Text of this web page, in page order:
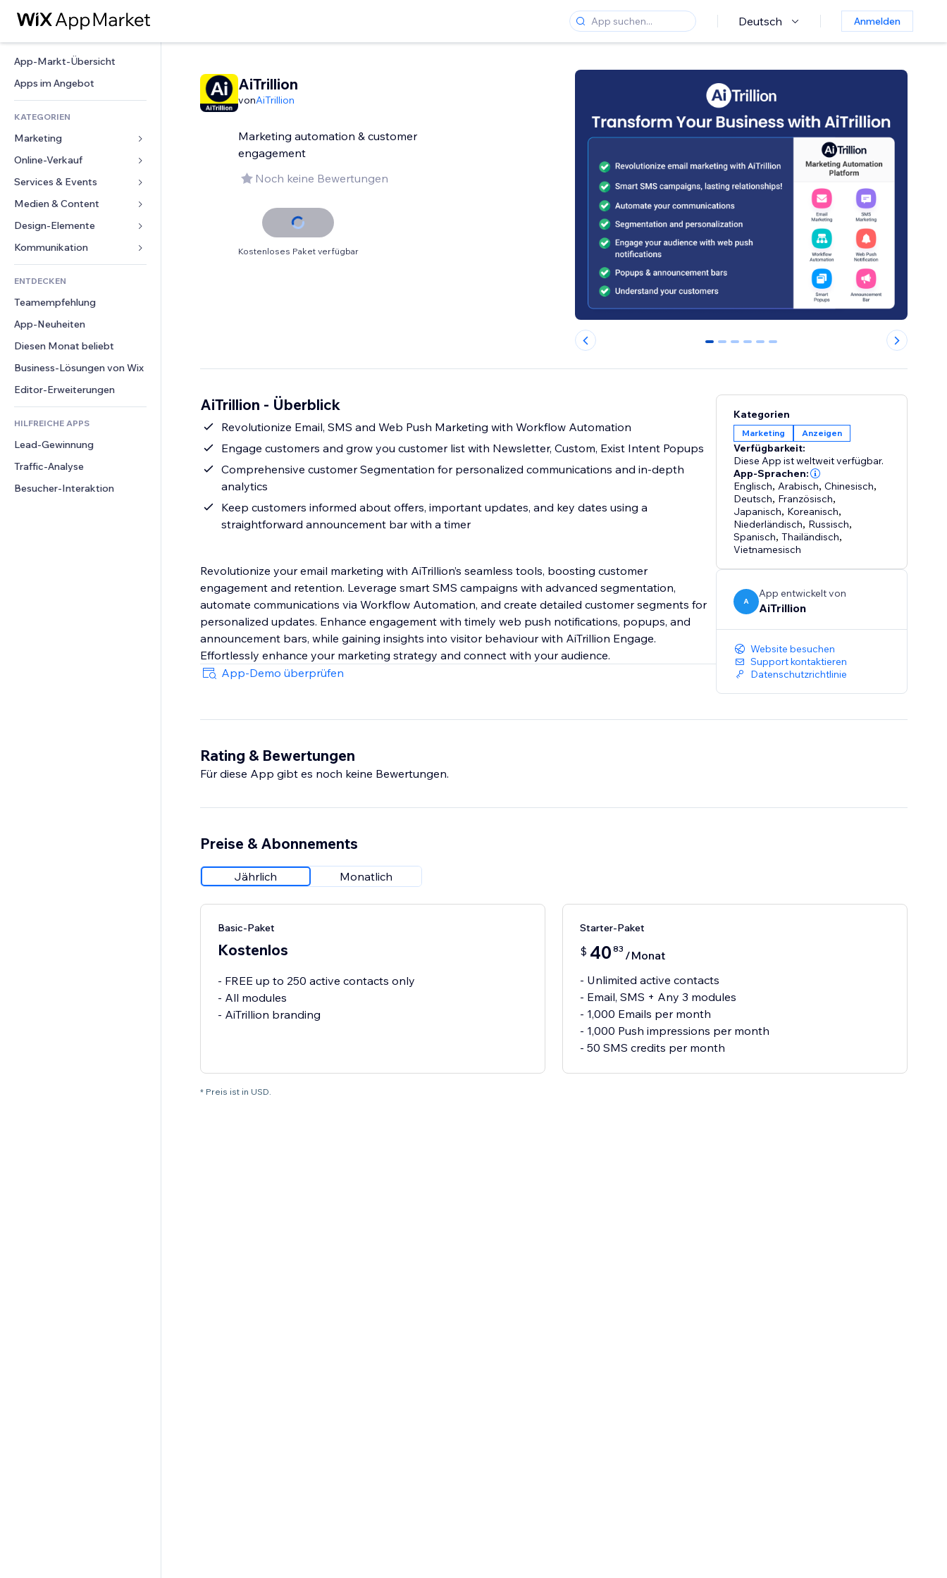
Deutsch Anmelden
App-Markt-Übersicht
Apps im Angebot
KATEGORIEN
Marketing
Anzeigen
Mobil
Statistiken
Website-Einträge
E-Mail
Online-Verkauf
Apps für Shops
Versand & Lieferung
Verkaufen-Buttons
Buchhaltung
Gutscheine & Treuebonus
Lagerlösungen
Speisen & Getränke
Services & Events
Hotels
Events
Restaurants
Immobilien
Buchungen
Medien & Content
Galerie
Musik
Podcasts
Fotografie
Video
PDF
Dateifreigabe
News
Design-Elemente
Karten & Navigation
Datenschutz & Sicherheit
Uhr
Seiten-Vorlagen
Bildeffekte
Buttons & Menüs
Banner & Abzeichen
Taschenrechner
Suche
Wetter
Diagramme & Tabellen
Formulare
Umfragen
Chat
Kommentare
Telefon
Community
Bewertungen und Feedback
CRM
ENTDECKEN
Teamempfehlung
App-Neuheiten
Diesen Monat beliebt
Business-Lösungen von Wix
Editor-Erweiterungen
HILFREICHE APPS
Lead-Gewinnung
Traffic-Analyse
Besucher-Interaktion
AiTrillion
vonAiTrillion
Marketing automation & customer
engagement
Noch keine Bewertungen
Kostenloses Paket verfügbar
0 1 2 3 4 5
AiTrillion - Überblick
Revolutionize Email, SMS and Web Push Marketing with Workflow Automation
Engage customers and grow you customer list with Newsletter, Custom, Exist Intent Popups
Comprehensive customer Segmentation for personalized communications and in-depth
analytics
Keep customers informed about offers, important updates, and key dates using a
straightforward announcement bar with a timer
Revolutionize your email marketing with AiTrillion’s seamless tools, boosting customer
engagement and retention. Leverage smart SMS campaigns with advanced segmentation,
automate communications via Workflow Automation, and create detailed customer segments for
personalized updates. Enhance engagement with timely web push notifications, popups, and
announcement bars, while gaining insights into visitor behaviour with AiTrillion Engage.
Effortlessly enhance your marketing strategy and connect with your audience.
App-Demo überprüfen
Kategorien
Marketing Anzeigen
Verfügbarkeit:
Diese App ist weltweit verfügbar.
App-Sprachen:
Englisch, Arabisch,Chinesisch,
Deutsch, Französisch,
Japanisch, Koreanisch,
Niederländisch, Russisch,
Spanisch,Thailändisch,
Vietnamesisch
A
App entwickelt von
AiTrillion
Website besuchen
Support kontaktieren
Datenschutzrichtlinie
Rating & Bewertungen
Für diese App gibt es noch keine Bewertungen.
Preise & Abonnements
Jährlich Monatlich
Basic-Paket
Kostenlos
- FREE up to 250 active contacts only
- All modules
- AiTrillion branding
Starter-Paket
$ 40 83 /Monat
- Unlimited active contacts
- Email, SMS + Any 3 modules
- 1,000 Emails per month
- 1,000 Push impressions per month
- 50 SMS credits per month
* Preis ist in USD.